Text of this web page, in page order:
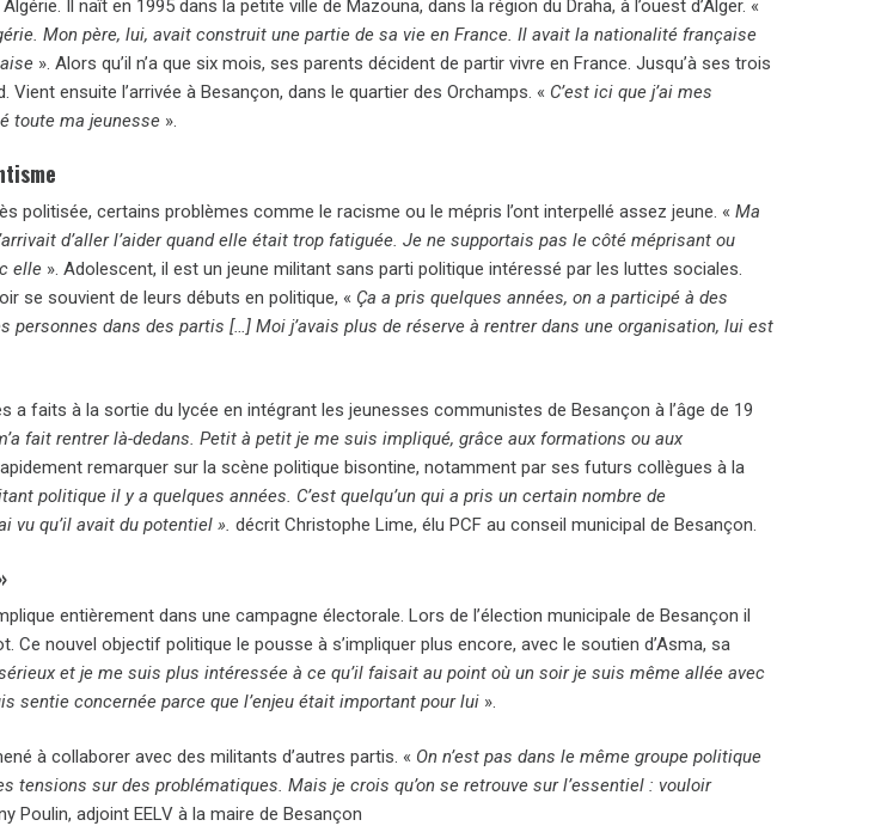
Il naît en 1995 dans la petite ville de Mazouna, dans la région du Draha, à l’ouest d’Alger. «
Mon père, lui, avait construit une partie de sa vie en France. Il avait la nationalité française
». Alors qu’il n’a que six mois, ses parents décident de partir vivre en France. Jusqu’à ses trois
Vient ensuite l’arrivée à Besançon, dans le quartier des Orchamps. « C’est ici que j’ai mes
toute ma jeunesse ».
politisée, certains problèmes comme le racisme ou le mépris l’ont interpellé assez jeune. «Ma
d’aller l’aider quand elle était trop fatiguée. Je ne supportais pas le côté méprisant ou
elle ». Adolescent, il est un jeune militant sans parti politique intéressé par les luttes sociales.
se souvient de leurs débuts en politique, « Ça a pris quelques années, on a participé à des
personnes dans des partis […] Moi j’avais plus de réserve à rentrer dans une organisation, lui est
a faits à la sortie du lycée en intégrant les jeunesses communistes de Besançon à l’âge de 19
fait rentrer là-dedans. Petit à petit je me suis impliqué, grâce aux formations ou aux
remarquer sur la scène politique bisontine, notamment par ses futurs collègues à la
politique il y a quelques années. C’est quelqu’un qui a pris un certain nombre de
vu qu’il avait du potentiel ».décrit Christophe Lime, élu PCF au conseil municipal de Besançon.
entièrement dans une campagne électorale. Lors de l’élection municipale de Besançon il
Ce nouvel objectif politique le pousse à s’impliquer plus encore, avec le soutien d’Asma, sa
et je me suis plus intéressée à ce qu’il faisait au point où un soir je suis même allée avec
sentie concernée parce que l’enjeu était important pour lui ».
à collaborer avec des militants d’autres partis. « On n’est pas dans le même groupe politique
tensions sur des problématiques. Mais je crois qu’on se retrouve sur l’essentiel : vouloir
Poulin, adjoint EELV à la maire de Besançon